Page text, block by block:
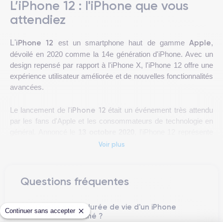
Continuer sans accepter
L’iPhone 12 : l'iPhone que vous
attendiez
L'iPhone 12 est un smartphone haut de gamme Apple,
dévoilé en 2020 comme la 14e génération d'iPhone. Avec un
design repensé par rapport à l'iPhone X, l'iPhone 12 offre une
expérience utilisateur améliorée et de nouvelles fonctionnalités
avancées.
Le lancement de l'iPhone 12était un événement très attendu
par les fans d'Apple et les consommateurs de technologie en
la 14e génération d'iPhone et comprend plusieurs variantes
L'appareil est équipé d'un processeur
vidéo 4K, et d'une caméra frontale de 12MPavec mode
Voir plus
Questions fréquentes
Quelle est la durée de vie d'un iPhone
12 reconditionné ?